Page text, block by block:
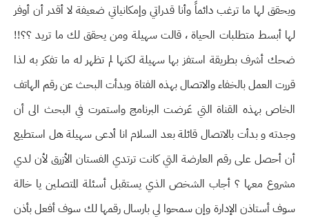
ويحقق لها ما ترغب دائماً وأنا قدراتي وإمكانياتي ضعيفة لا أقدر أن أوفر
لها أبسط متطلبات الحياة ، قالت سهيلة ومن يحقق لك ما تريد ؟؟!!
ضحك أشرف بطريقة استفز بها سهيلة لكنها لم تظهر له ما تفكر به لذا
قررت العمل بالخفاء والاتصال بهذه الفتاة وبدأت البحث عن رقم الهاتف
الخاص بهذه القناة التي عَرضت البرنامج واستمرت في البحث الى أن
وجدته و بدأت بالاتصال قائلة بعد السلام انا أدعى سهيلة هل استطيع
أن أحصل على رقم العارضة التي كانت ترتدي الفستان الأزرق لأن لدي
مشروع معها ؟ أجاب الشخص الذي يستقبل أسئلة المتصلين يا خالة
سوف أستاذن الإدارة وإن سمحوا لي بارسال رقمها لك سوف أفعل بأذن